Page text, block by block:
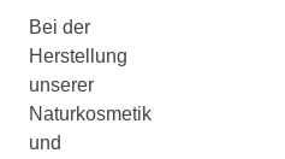
Bei der
Herstellung
unserer
Naturkosmetik
und